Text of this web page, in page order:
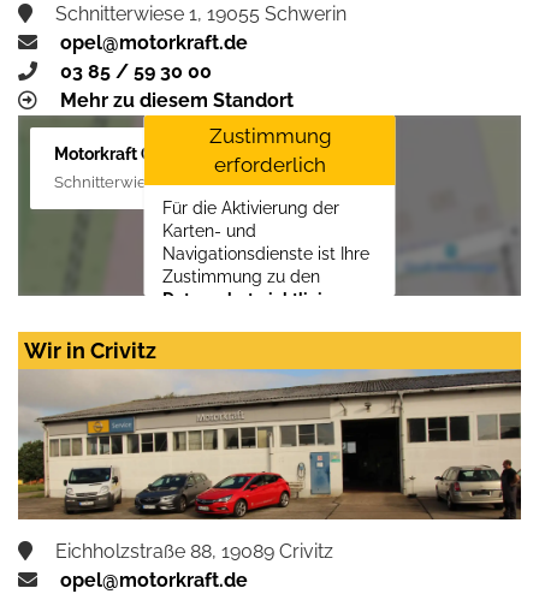
Schnitterwiese 1, 19055 Schwerin
opel@motorkraft.de
03 85 / 59 30 00
Mehr zu diesem Standort
Motorkraft GmbH
Schnitterwiese 1, 19055 Schwerin
Zustimmung
erforderlich
Für die Aktivierung der
Karten- und
Navigationsdienste ist Ihre
Zustimmung zu den
Datenschutzrichtlinien
Zustimmen und
aktivieren
Wir in Crivitz
Eichholzstraße 88, 19089 Crivitz
opel@motorkraft.de